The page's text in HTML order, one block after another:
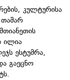
კულტურისა
ილია
ესტუმრა,
გაეცნო